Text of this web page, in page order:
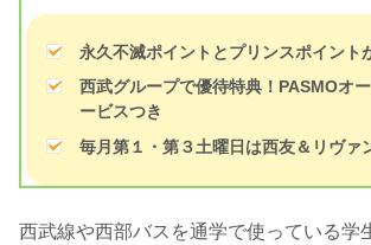
永久不滅ポイントとプリンスポイント
西武グループで優待特典！PASMOオ
ービスつき
毎月第１・第３土曜日は西友＆リヴァ
西武線や西部バスを通学で使っている学